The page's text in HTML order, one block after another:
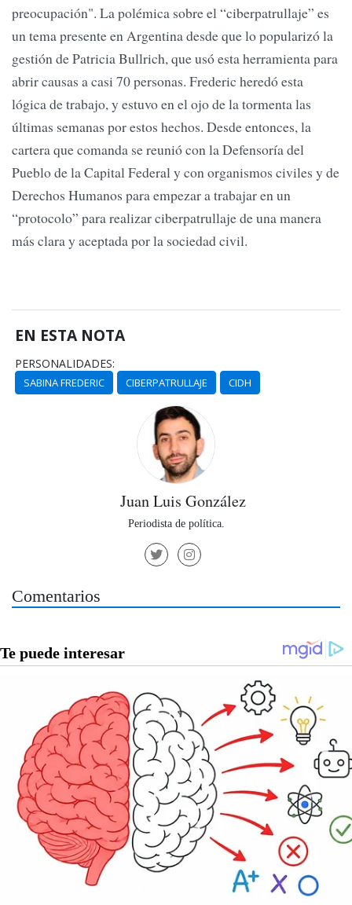
preocupación". La polémica sobre el “ciberpatrullaje” es
un tema presente en Argentina desde que lo popularizó la
gestión de Patricia Bullrich, que usó esta herramienta para
abrir causas a casi 70 personas. Frederic heredó esta
lógica de trabajo, y estuvo en el ojo de la tormenta las
últimas semanas por estos hechos. Desde entonces, la
cartera que comanda se reunió con la Defensoría del
Pueblo de la Capital Federal y con organismos civiles y de
Derechos Humanos para empezar a trabajar en un
“protocolo” para realizar ciberpatrullaje de una manera
más clara y aceptada por la sociedad civil.
EN ESTA NOTA
PERSONALIDADES:
SABINA FREDERIC CIBERPATRULLAJE CIDH
Juan Luis González
Periodista de política.
Comentarios